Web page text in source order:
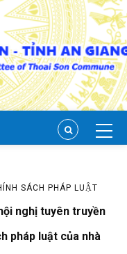
SÁCH PHÁP LUẬT
nghị tuyên truyền
pháp luật của nhà